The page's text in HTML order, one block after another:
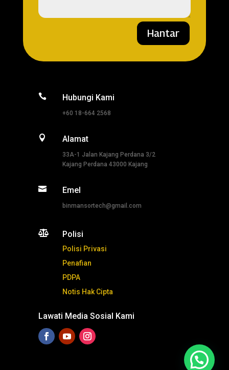
Hantar
 Hubungi Kami
+60 18-664 2568
 Alamat
33A-1 Jalan Kajang Perdana 3/2
Kajang Perdana 43000 Kajang
 Emel
binmansortech@gmail.com
 Polisi
Polisi Privasi
Penafian
PDPA
Notis Hak Cipta
Lawati Media Sosial Kami